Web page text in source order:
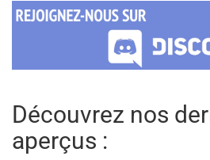
Découvrez nos
aperçus :